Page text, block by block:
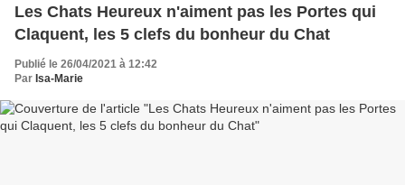
Les Chats Heureux n'aiment pas les Portes qui
Claquent, les 5 clefs du bonheur du Chat
Publié le 26/04/2021 à 12:42
Par Isa-Marie